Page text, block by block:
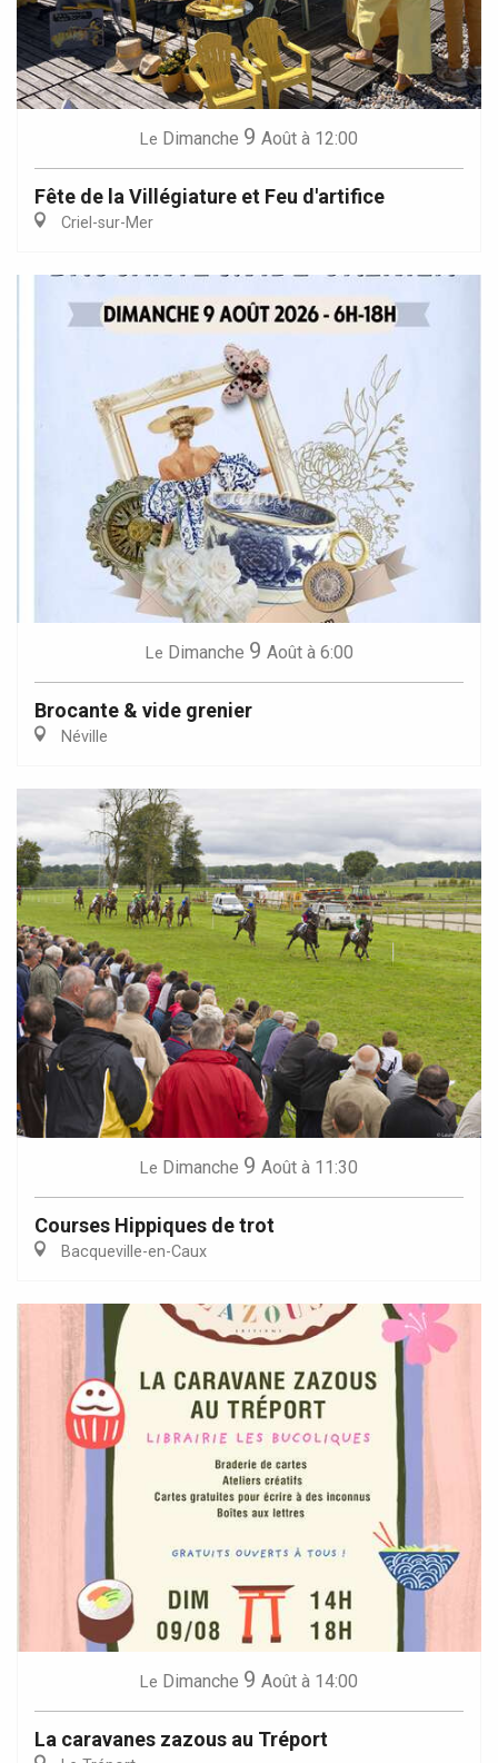
Le Dimanche 9 Août à 12:00
Fête de la Villégiature et Feu d'artifice
Criel-sur-Mer
Le Dimanche 9 Août à 6:00
Brocante & vide grenier
Néville
Le Dimanche 9 Août à 11:30
Courses Hippiques de trot
Bacqueville-en-Caux
Le Dimanche 9 Août à 14:00
La caravanes zazous au Tréport